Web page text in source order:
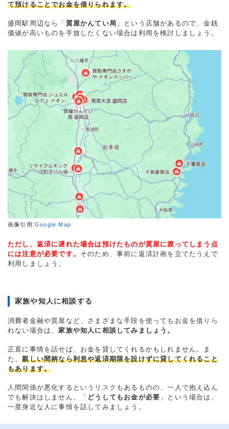
て預けることでお金を借りられます。
盛岡駅周辺なら「 質屋かんてい局 」という店舗があるので、金銭
価値が高いものを手放したくない場合は利用を検討しましょう。
画像引用:Google Map
ただし、返済に遅れた場合は預けたものが質屋に渡ってしまう点
には注意が必要です。 そのため、事前に返済計画を立てたうえで
利用しましょう。
家族や知人に相談する
消費者金融や質屋など、さまざまな手段を使ってもお金を借りら
れない場合は、家族や知人に相談してみましょう。
正直に事情を話せば、お金を貸してくれるかもしれません。ま
た、親しい間柄なら利息や返済期限を設けずに貸してくれること
もあります。
人間関係が悪化するというリスクもあるものの、一人で抱え込ん
でも解決はしません。「 どうしてもお金が必要 」という場合は、
一度身近な人に事情を話してみましょう。